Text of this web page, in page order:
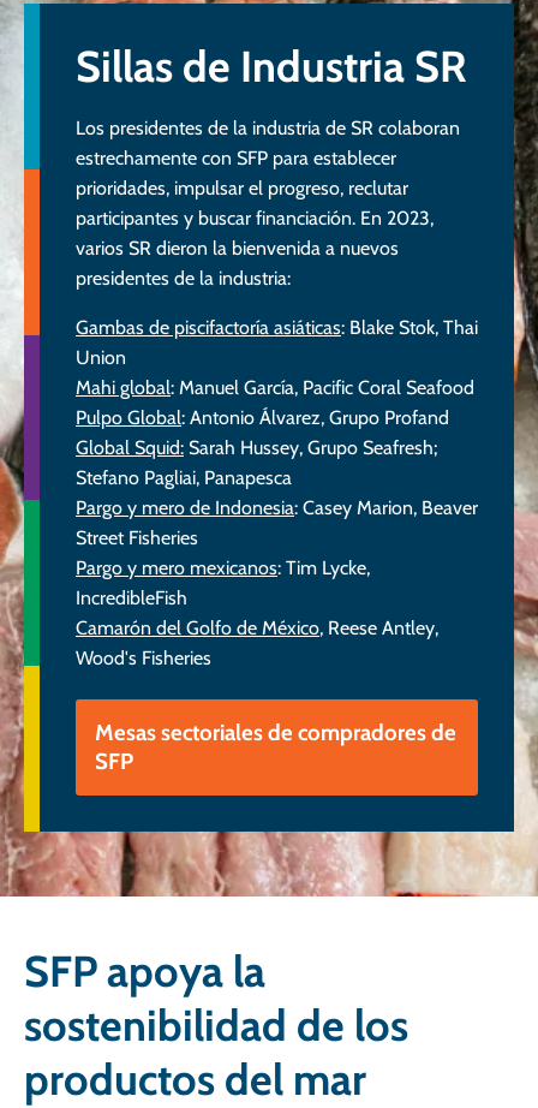
Sillas de Industria SR
Los presidentes de la industria de SR colaboran
estrechamente con SFP para establecer
prioridades, impulsar el progreso, reclutar
participantes y buscar financiación. En 2023,
varios SR dieron la bienvenida a nuevos
presidentes de la industria:
Gambas de piscifactoría asiáticas: Blake Stok, Thai
Union
Mahi global: Manuel García, Pacific Coral Seafood
Pulpo Global: Antonio Álvarez, Grupo Profand
Global Squid: Sarah Hussey, Grupo Seafresh;
Stefano Pagliai, Panapesca
Pargo y mero de Indonesia: Casey Marion, Beaver
Street Fisheries
Pargo y mero mexicanos: Tim Lycke,
IncredibleFish
Camarón del Golfo de México, Reese Antley,
Wood's Fisheries
Mesas sectoriales de compradores de
SFP
SFP apoya la
sostenibilidad de los
productos del mar